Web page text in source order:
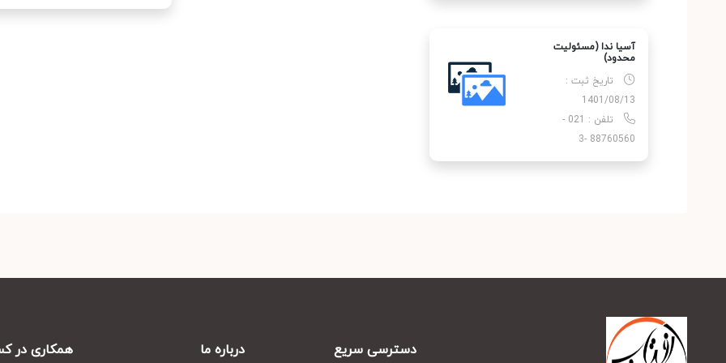
آسیا ندا (مسئولیت
محدود)
تاریخ ثبت :
1401/08/13
تلفن : 021 -
88760560 -3
دسترسی سریع درباره ما همکاری در